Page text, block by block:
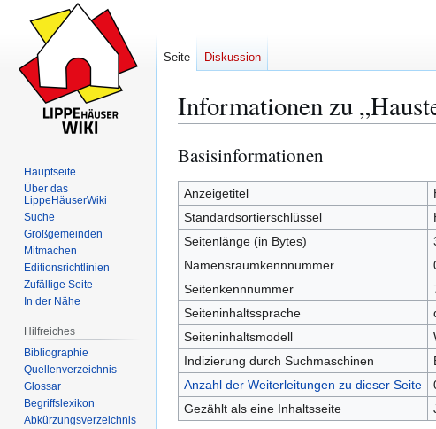
Informationen zu
Zur
Navigation
springen
Zur
Suche
springen
Basisinformationen
Anzeigetitel
Standardsortierschlüssel
Seitenlänge (in Bytes)
Namensraumkennnummer
Seitenkennnummer
Seiteninhaltssprache
Seiteninhaltsmodell
Indizierung durch Suchmaschinen
Anzahl der Weiterleitungen zu dieser Seite
Gezählt als eine Inhaltsseite
Seite Diskussion
Hauptseite
Über das
LippeHäuserWiki
Suche
Großgemeinden
Mitmachen
Editionsrichtlinien
Zufällige Seite
In der Nähe
Hilfreiches
Bibliographie
Quellenverzeichnis
Glossar
Begriffslexikon
Abkürzungsverzeichnis